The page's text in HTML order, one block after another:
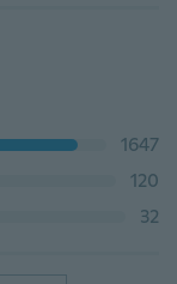
1647
120
32